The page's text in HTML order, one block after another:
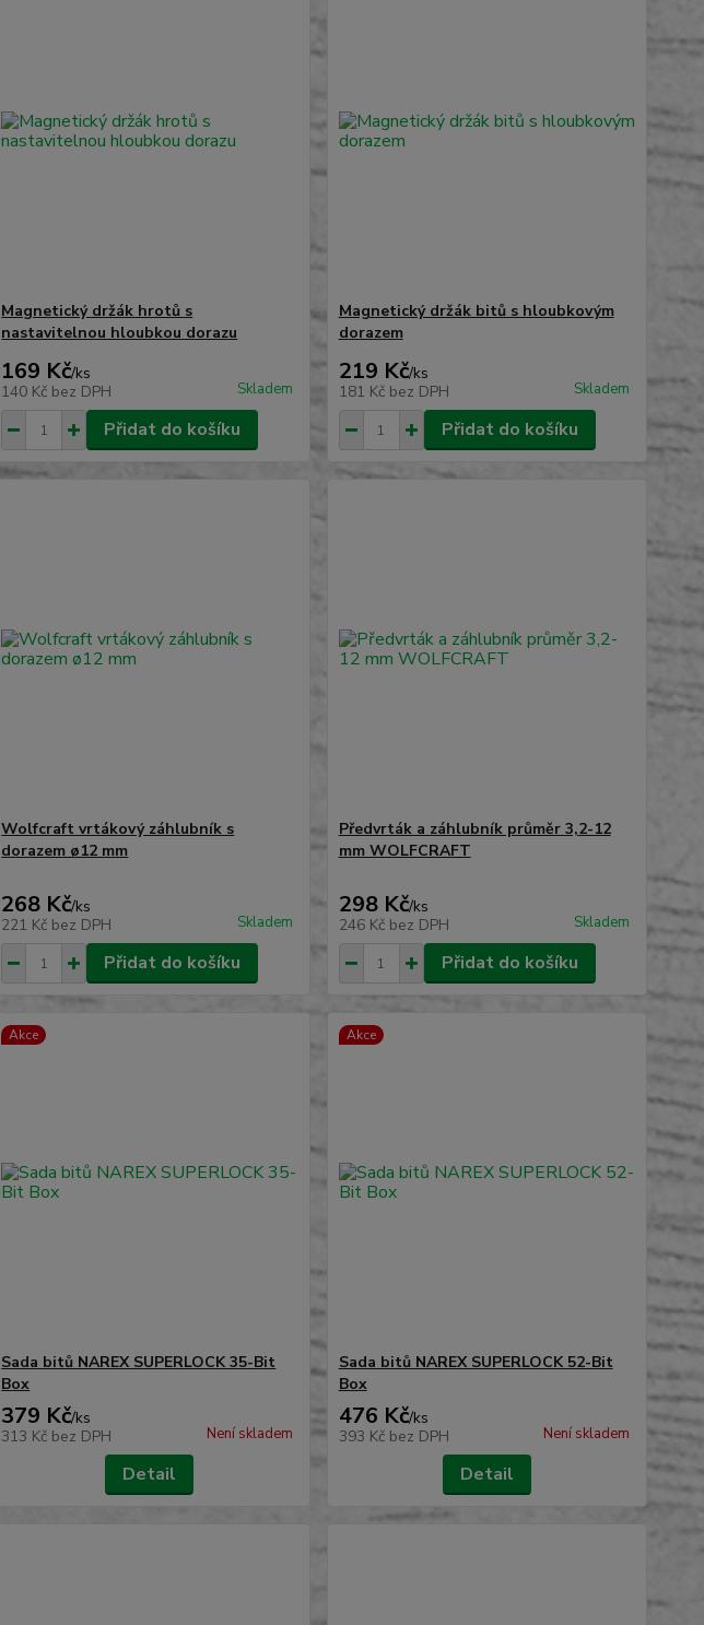
Magnetický držák hrotů s
nastavitelnou hloubkou dorazu
169 Kč/ks
140 Kč bez DPH Skladem
Přidat do košíku
Magnetický držák bitů s hloubkovým
dorazem
219 Kč/ks
181 Kč bez DPH Skladem
Přidat do košíku
Wolfcraft vrtákový záhlubník s
dorazem ø12 mm
268 Kč/ks
221 Kč bez DPH Skladem
Přidat do košíku
Předvrták a záhlubník průměr 3,2-12
mm WOLFCRAFT
298 Kč/ks
246 Kč bez DPH Skladem
Přidat do košíku
Akce
Sada bitů NAREX SUPERLOCK 35-Bit
Box
379 Kč/ks
313 Kč bez DPH Není skladem
Detail
Akce
Sada bitů NAREX SUPERLOCK 52-Bit
Box
476 Kč/ks
393 Kč bez DPH Není skladem
Detail